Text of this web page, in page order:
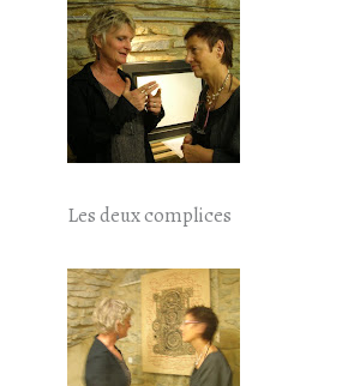
Les deux complices